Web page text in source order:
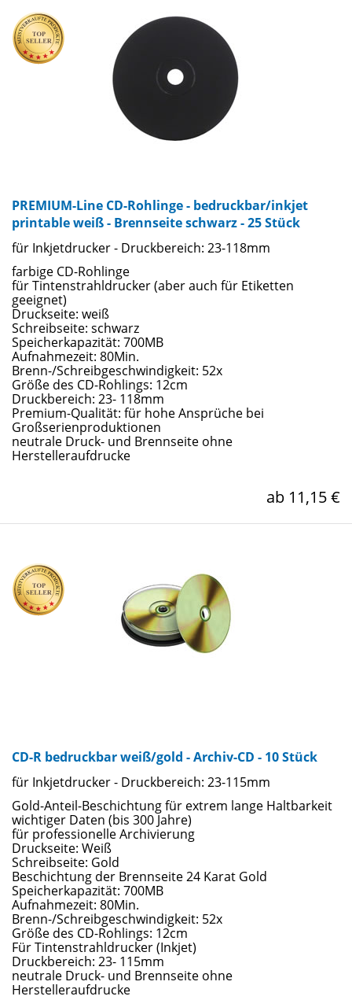
PREMIUM-Line CD-Rohlinge - bedruckbar/inkjet
printable weiß - Brennseite schwarz - 25 Stück
für Inkjetdrucker - Druckbereich: 23-118mm
farbige CD-Rohlinge
für Tintenstrahldrucker (aber auch für Etiketten
geeignet)
Druckseite: weiß
Schreibseite: schwarz
Speicherkapazität: 700MB
Aufnahmezeit: 80Min.
Brenn-/Schreibgeschwindigkeit: 52x
Größe des CD-Rohlings: 12cm
Druckbereich: 23- 118mm
Premium-Qualität: für hohe Ansprüche bei
Großserienproduktionen
neutrale Druck- und Brennseite ohne
Herstelleraufdrucke
ab 11,15 €
CD-R bedruckbar weiß/gold - Archiv-CD - 10 Stück
für Inkjetdrucker - Druckbereich: 23-115mm
Gold-Anteil-Beschichtung für extrem lange Haltbarkeit
wichtiger Daten (bis 300 Jahre)
für professionelle Archivierung
Druckseite: Weiß
Schreibseite: Gold
Beschichtung der Brennseite 24 Karat Gold
Speicherkapazität: 700MB
Aufnahmezeit: 80Min.
Brenn-/Schreibgeschwindigkeit: 52x
Größe des CD-Rohlings: 12cm
Für Tintenstrahldrucker (Inkjet)
Druckbereich: 23- 115mm
neutrale Druck- und Brennseite ohne
Herstelleraufdrucke